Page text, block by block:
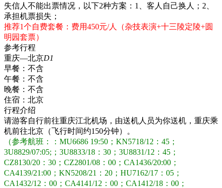
失信人不能出票情况，以下2种方案：1、客人自己换人；2、
承担机票损失；
推荐1个自费套餐：费用450元/人（杂技表演+十三陵定陵+圆
明园套票）
参考行程
重庆—北京D1
早餐： 不含
午餐： 不含
晚餐： 不含
住宿： 北京
行程介绍
请游客自行前往重庆江北机场，由送机人员为你送机，重庆乘
机前往北京（飞行时间约150分钟）。
（参考航班：：MU6686 19:50；KN5718/12：45；
3U8829/07:05;；3U8833/18：30；3U8831/12：45；
CZ8130/20：30；CZ2801/08：00；CA1436/20:00；
CA4139/21:00；KN5208/21：20；HU7162/17：05；
CA1432/12：00；CA4141/12：00；CA1412/18：00；